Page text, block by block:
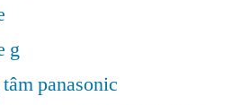
g
panasonic